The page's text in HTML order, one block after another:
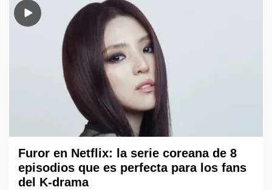
Furor en Netflix: la serie coreana de 8
episodios que es perfecta para los fans
del K-drama